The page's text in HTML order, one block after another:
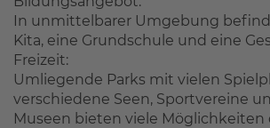
In unmittelbarer Umgebung
Kita, eine Grundschule und eine
Freizeit:
Umliegende Parks mit vielen
verschiedene Seen, Sportvereine
Museen bieten viele Möglichkeiten